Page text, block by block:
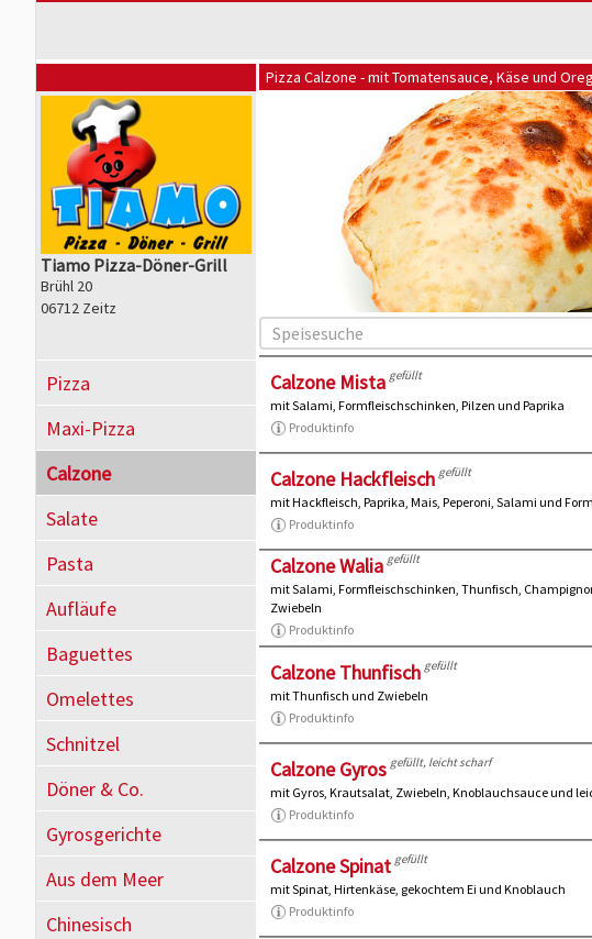
Tiamo Pizza-Döner-Grill
Brühl 20
06712 Zeitz
Pizza
Maxi-Pizza
Calzone
Salate
Pasta
Aufläufe
Baguettes
Omelettes
Schnitzel
Döner & Co.
Gyrosgerichte
Aus dem Meer
Chinesisch
Pizza Calzone - mit Tomatensauce, Käse und
Calzone Mista gefüllt
mit Salami, Formfleischschinken, Pilzen und Paprika
Produktinfo
Calzone Hackfleisch gefüllt
mit Hackfleisch, Paprika, Mais, Peperoni, Salami und
Produktinfo
Calzone Walia gefüllt
mit Salami, Formfleischschinken, Thunfisch,
Zwiebeln
Produktinfo
Calzone Thunfisch gefüllt
mit Thunfisch und Zwiebeln
Produktinfo
Calzone Gyros gefüllt, leicht scharf
mit Gyros, Krautsalat, Zwiebeln, Knoblauchsauce und
Produktinfo
Calzone Spinat gefüllt
mit Spinat, Hirtenkäse, gekochtem Ei und Knoblauch
Produktinfo